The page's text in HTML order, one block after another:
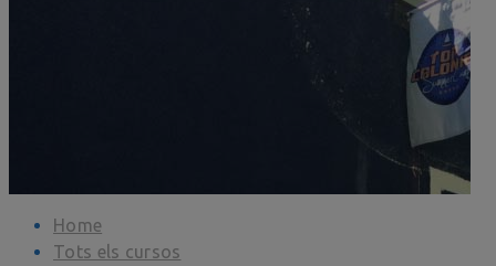
Home
Tots els cursos